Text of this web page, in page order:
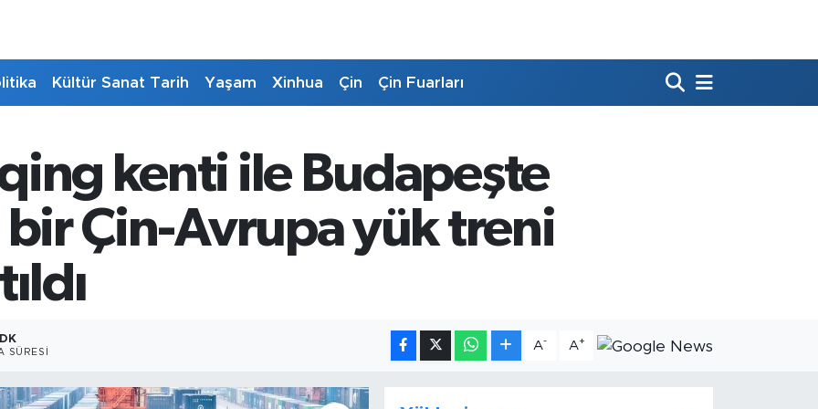
Kültür Sanat Tarih Yaşam Xinhua Çin Çin Fuarları
kenti ile Budapeşte
bir Çin-Avrupa yük treni
SÜRESI
A- A+